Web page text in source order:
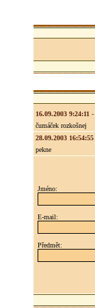
16.09.2003 9:24:11 -
čumáček rozkošnej
28.09.2003 16:54:55
pekne
Jméno:
E-mail:
Předmět: